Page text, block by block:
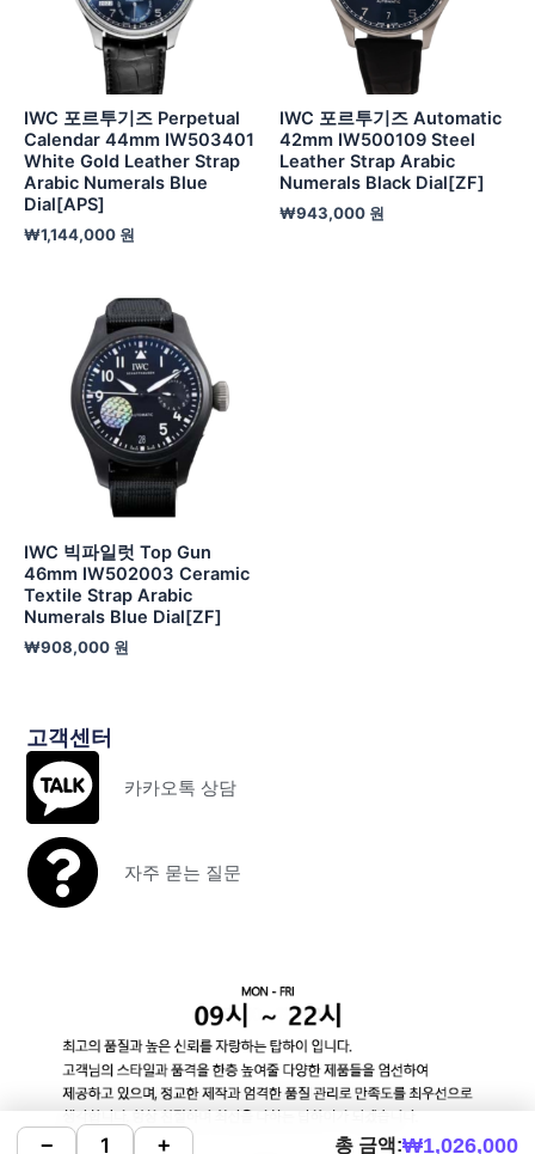
IWC 포르투기즈 Perpetual
Calendar 44mm IW503401
White Gold Leather Strap
Arabic Numerals Blue
Dial[APS]
₩1,144,000 원
IWC 포르투기즈 Automatic
42mm IW500109 Steel
Leather Strap Arabic
Numerals Black Dial[ZF]
₩943,000 원
IWC 빅파일럿 Top Gun
46mm IW502003 Ceramic
Textile Strap Arabic
Numerals Blue Dial[ZF]
₩908,000 원
고객센터
카카오톡 상담
자주 묻는 질문
− + 총 금액:₩1,026,000